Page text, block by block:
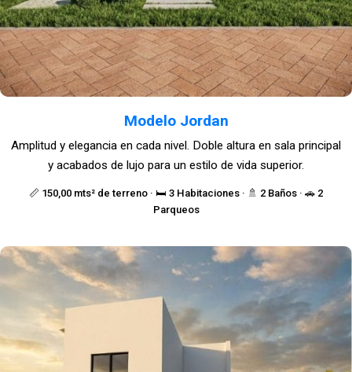
Modelo Jordan
📏 150,00 mts² de terreno · 🛏️ 3 Habitaciones · 🚿 2 Baños · 🚗 2
Parqueos
Amplitud y elegancia en cada nivel. Doble altura en sala principal
y acabados de lujo para un estilo de vida superior.